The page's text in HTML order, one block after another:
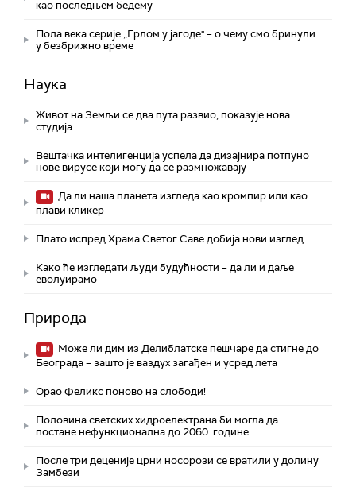
као последњем бедему
Пола века серије „Грлом у јагоде" – о чему смо бринули
у безбрижно време
Наука
Живот на Земљи се два пута развио, показује нова
студија
Вештачка интелигенција успела да дизајнира потпуно
нове вирусе који могу да се размножавају
Да ли наша планета изгледа као кромпир или као
плави кликер
Плато испред Храма Светог Саве добија нови изглед
Како ће изгледати људи будућности – да ли и даље
еволуирамо
Природа
Може ли дим из Делиблатске пешчаре да стигне до
Београда – зашто је ваздух загађен и усред лета
Орао Феликс поново на слободи!
Половина светских хидроелектрана би могла да
постане нефункционална до 2060. године
После три деценије црни носорози се вратили у долину
Замбези